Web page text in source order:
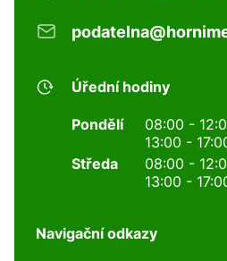
Úřední hodiny
Pondělí
08:00 -
13:00 -
Středa
08:00 -
13:00 -
Navigační odkazy